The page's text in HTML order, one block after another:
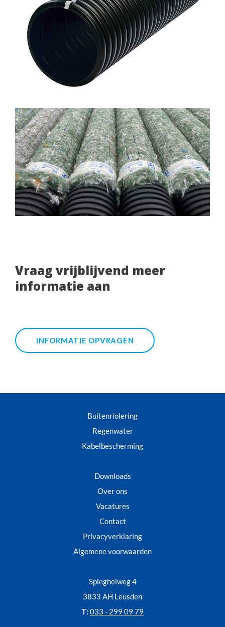
Vraag vrijblijvend meer
informatie aan
INFORMATIE OPVRAGEN
Buitenriolering
Regenwater
Kabelbescherming
Downloads
Over ons
Vacatures
Contact
Privacyverklaring
Algemene voorwaarden
Spieghelweg 4
3833 AH Leusden
T: 033 - 299 09 79